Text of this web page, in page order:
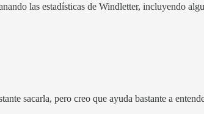
las estadísticas de Windletter, incluyendo
sacarla, pero creo que ayuda bastante a